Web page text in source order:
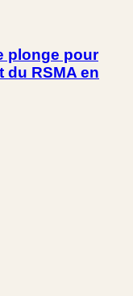
plonge pour
du RSMA en